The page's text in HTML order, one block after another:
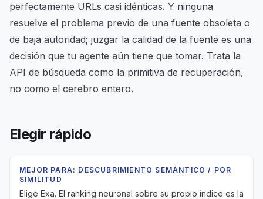
perfectamente URLs casi idénticas. Y ninguna
resuelve el problema previo de una fuente obsoleta o
de baja autoridad; juzgar la calidad de la fuente es una
decisión que tu agente aún tiene que tomar. Trata la
API de búsqueda como la primitiva de recuperación,
no como el cerebro entero.
Elegir rápido
MEJOR PARA: DESCUBRIMIENTO SEMÁNTICO / POR
SIMILITUD
Elige Exa. El ranking neuronal sobre su propio índice es la